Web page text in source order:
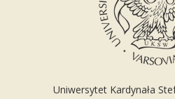
Uniwersytet Kardynała